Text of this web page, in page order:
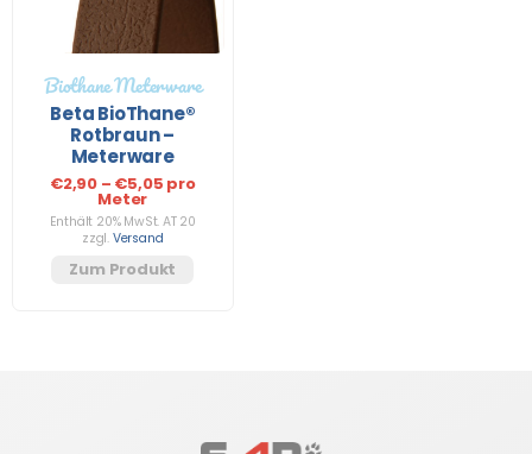
Biothane Meterware
Beta BioThane®
Rotbraun –
Meterware
€2,90– €5,05 pro
Meter
Enthält 20% MwSt. AT 20
zzgl. Versand
Zum Produkt